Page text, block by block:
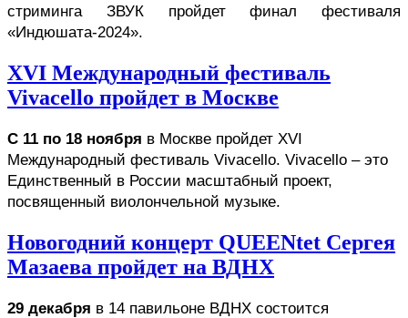
стриминга ЗВУК пройдет финал фестиваля
«Индюшата-2024».
XVI Международный фестиваль
Vivacello пройдет в Москве
C 11 по 18 ноября в Москве пройдет XVI
Единственный в России масштабный проект,
посвященный виолончельной музыке.
Новогодний концерт QUEENtet Сергея
Мазаева пройдет на ВДНХ
29 декабря в 14 павильоне ВДНХ состоится